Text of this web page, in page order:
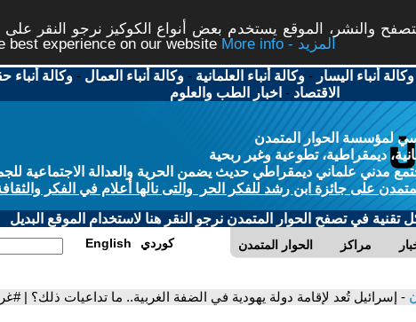
والنشر، الموقع يستخدم بعض أنواع الكوكيز نرجو النقر
best experience on our website
More info - المزيد
وكالة أنباء اليسار -وكالة أنباء العلمانية -وكالة أنباء العمال -وكالة أنباء
الاقتصاد - اخبار الطب والعلوم
لمؤسسة الحوار المتمدن
ديمقراطية، تطوعية وغير ربحية
مدني علماني ديمقراطي حديث يضمن الحرية والعدالة الاجتماعية
على جائزة ابن رشد للفكر الحر والتى نالها أعلام في الفكر
تقنية في تصفح الحوار المتمدن نرجو النقر هنا لاستخدام الموقع البديل
الحوار المتمدن مراكز English كوردي
- إسرائيل تُعد لإقامة دولة يهودية في الضفة الغربية.. ما تداعيات ذلك؟ |